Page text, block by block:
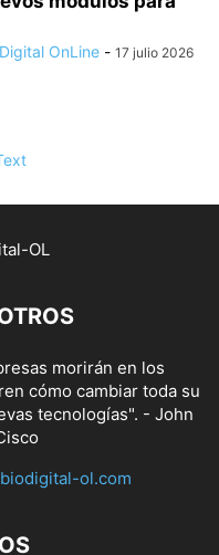
OnLine - 17 julio 2026
morirán en los
cómo cambiar toda su
tecnologías". - John
ol.com